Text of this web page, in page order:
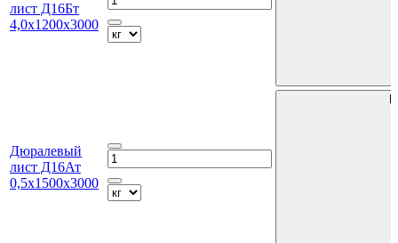
лист Д16Бт
4,0х1200х3000
Дюралевый
лист Д16Ат
0,5х1500х3000